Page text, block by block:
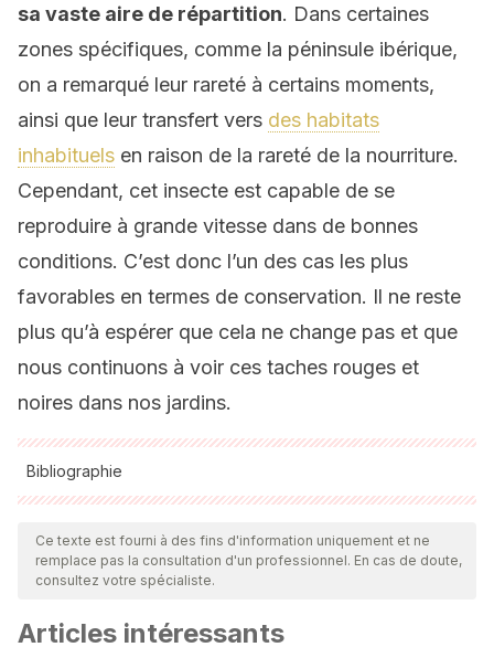
sa vaste aire de répartition. Dans certaines
zones spécifiques, comme la péninsule ibérique,
on a remarqué leur rareté à certains moments,
ainsi que leur transfert vers des habitats
inhabituels en raison de la rareté de la nourriture.
Cependant, cet insecte est capable de se
reproduire à grande vitesse dans de bonnes
conditions. C’est donc l’un des cas les plus
favorables en termes de conservation. Il ne reste
plus qu’à espérer que cela ne change pas et que
nous continuons à voir ces taches rouges et
noires dans nos jardins.
Bibliographie
Toutes les sources citées ont été examinées en profondeur
par notre équipe pour garantir leur qualité, leur fiabilité, leur
actualité et leur validité. La bibliographie de cet article a été
ou scientifique
Ce texte est fourni à des fins d'information uniquement et ne
remplace pas la consultation d'un professionnel. En cas de doute,
consultez votre spécialiste.
Articles intéressants